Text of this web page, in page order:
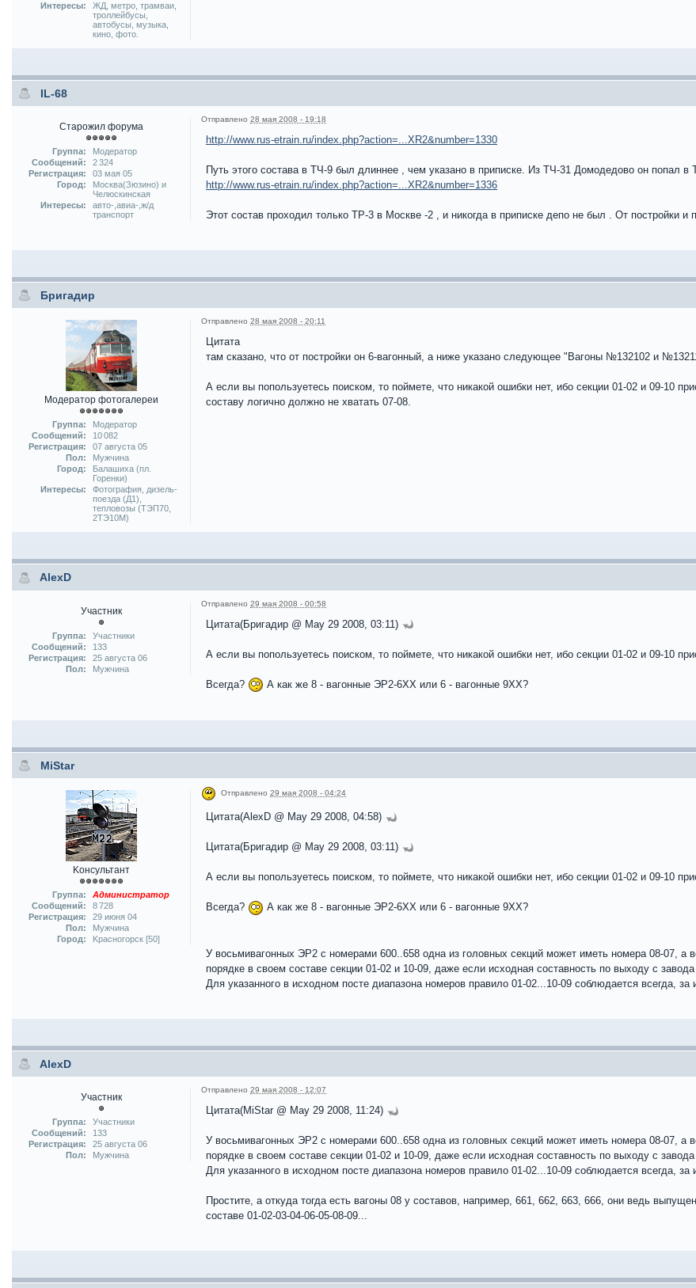
Интересы:
ЖД, метро, трамваи,
троллейбусы,
автобусы, музыка,
кино, фото.
IL-68
Старожил форума
Группа:
Модератор
Сообщений:
2 324
Регистрация:
03 мая 05
Город:
Москва(Зюзино) и
Челюскинская
Интересы:
авто-,авиа-,ж/д
транспорт
Отправлено 28 мая 2008 - 19:18
http://www.rus-etrain.ru/index.php?action=...XR2&number=1330
Путь этого состава в ТЧ-9 был длиннее , чем указано в приписке. Из ТЧ-31 Домодедово он попал
http://www.rus-etrain.ru/index.php?action=...XR2&number=1336
Этот состав проходил только ТР-3 в Москве -2 , и никогда в приписке депо не был . От постройки и
Бригадир
Модератор фотогалереи
Группа:
Модератор
Сообщений:
10 082
Регистрация:
07 августа 05
Пол:
Мужчина
Город:
Балашиха (пл.
Горенки)
Интересы:
Фотография, дизель-
поезда (Д1),
тепловозы (ТЭП70,
2ТЭ10М)
Отправлено 28 мая 2008 - 20:11
Цитата
там сказано, что от постройки он 6-вагонный, а ниже указано следующее "Вагоны №132102 и
А если вы попользуетесь поиском, то поймете, что никакой ошибки нет, ибо секции 01-02 и 09-10
составу логично должно не хватать 07-08.
AlexD
Участник
Группа:
Участники
Сообщений:
133
Регистрация:
25 августа 06
Пол:
Мужчина
Отправлено 29 мая 2008 - 00:58
Цитата(Бригадир @ May 29 2008, 03:11)
А если вы попользуетесь поиском, то поймете, что никакой ошибки нет, ибо секции 01-02 и 09-10
Всегда? А как же 8 - вагонные ЭР2-6ХХ или 6 - вагонные 9ХХ?
MiStar
Kонсультант
Группа:
Администратор
Сообщений:
8 728
Регистрация:
29 июня 04
Пол:
Мужчина
Город:
Kрасногорск [50]
Отправлено 29 мая 2008 - 04:24
Цитата(AlexD @ May 29 2008, 04:58)
Цитата(Бригадир @ May 29 2008, 03:11)
А если вы попользуетесь поиском, то поймете, что никакой ошибки нет, ибо секции 01-02 и 09-10
Всегда? А как же 8 - вагонные ЭР2-6ХХ или 6 - вагонные 9ХХ?
У восьмивагонных ЭР2 с номерами 600..658 одна из головных секций может иметь номера 08-07,
порядке в своем составе секции 01-02 и 10-09, даже если исходная составность по выходу с
Для указанного в исходном посте диапазона номеров правило 01-02...10-09 соблюдается всегда,
AlexD
Участник
Группа:
Участники
Сообщений:
133
Регистрация:
25 августа 06
Пол:
Мужчина
Отправлено 29 мая 2008 - 12:07
Цитата(MiStar @ May 29 2008, 11:24)
У восьмивагонных ЭР2 с номерами 600..658 одна из головных секций может иметь номера 08-07,
порядке в своем составе секции 01-02 и 10-09, даже если исходная составность по выходу с
Для указанного в исходном посте диапазона номеров правило 01-02...10-09 соблюдается всегда,
Простите, а откуда тогда есть вагоны 08 у составов, например, 661, 662, 663, 666, они ведь
составе 01-02-03-04-06-05-08-09...